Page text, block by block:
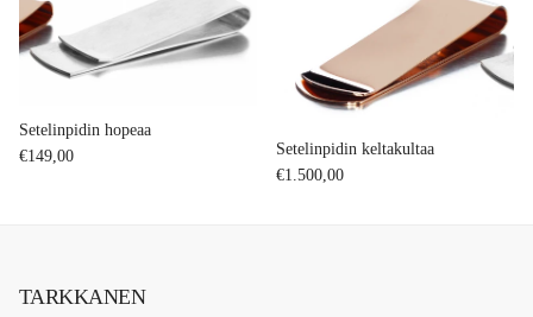
Setelinpidin hopeaa
Regular price
€149,00
Setelinpidin keltakultaa
Regular price
€1.500,00
TARKKANEN